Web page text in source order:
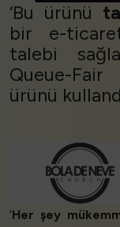
‘Bu ürünü
bir e-
talebi
Queue-Fair
ürünü
‘Her şey